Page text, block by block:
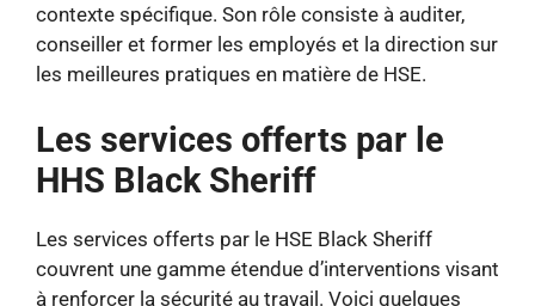
contexte spécifique. Son rôle consiste à auditer,
conseiller et former les employés et la direction sur
les meilleures pratiques en matière de HSE.
Les services offerts par le
HHS Black Sheriff
Les services offerts par le HSE Black Sheriff
couvrent une gamme étendue d’interventions visant
à renforcer la sécurité au travail. Voici quelques